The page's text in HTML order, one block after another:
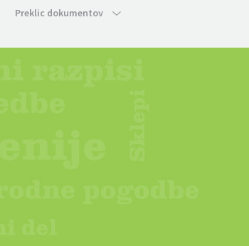
Preklic dokumentov